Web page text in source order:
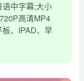
中字幕;大小
高清MP4
、IPAD、早